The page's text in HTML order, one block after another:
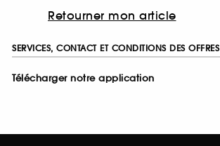
Retourner mon article
SERVICES, CONTACT ET CONDITIONS DES OFFRES
Télécharger notre application